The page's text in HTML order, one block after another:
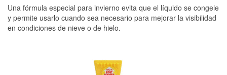
Una fórmula especial para invierno evita que el líquido se congele
y permite usarlo cuando sea necesario para mejorar la visibilidad
en condiciones de nieve o de hielo.